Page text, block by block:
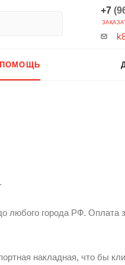
+7
k
ПОМОЩЬ
любого города РФ. Оплата
накладная, что бы